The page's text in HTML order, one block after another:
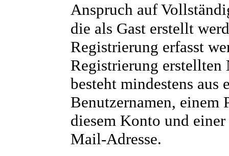
Anspruch auf
die als Gast erstellt
Registrierung erfasst
Registrierung
besteht mindestens aus
Benutzernamen, einem
diesem Konto und
Mail-Adresse.